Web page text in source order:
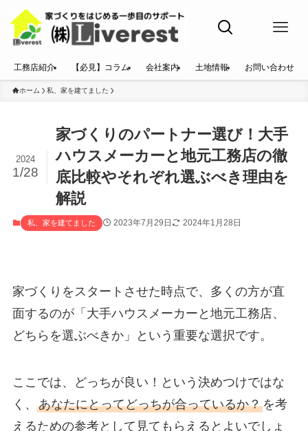
工務店紹介 【必見】コラム 会社案内 土地情報 お問い合わせ
ホーム 私、家を建てました
家づくりのパートナー選び！大手
ハウスメーカーと地元工務店の徹
底比較やそれぞれ選ぶべき理由を
解説
2024
1/28
私、家を建てました 2023年7月29日 2024年1月28日
家づくりをスタートさせた時点で、多くの方が直
面するのが「大手ハウスメーカーと地元工務店、
どちらを選ぶべきか」という重要な選択です。
ここでは、どっちが良い！という決めつけではな
く、 あなたにとってどっちが合っているか？を考
えるための参考として見てもらえるとよいでしょ